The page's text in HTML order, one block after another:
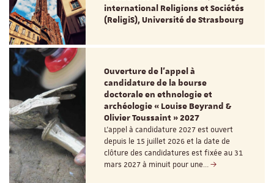
international Religions et Sociétés
(ReligiS), Université de Strasbourg
Ouverture de l'appel à
candidature de la bourse
doctorale en ethnologie et
archéologie « Louise Beyrand &
Olivier Toussaint » 2027
L’appel à candidature 2027 est ouvert
depuis le 15 juillet 2026 et la date de
clôture des candidatures est fixée au 31
mars 2027 à minuit pour une…